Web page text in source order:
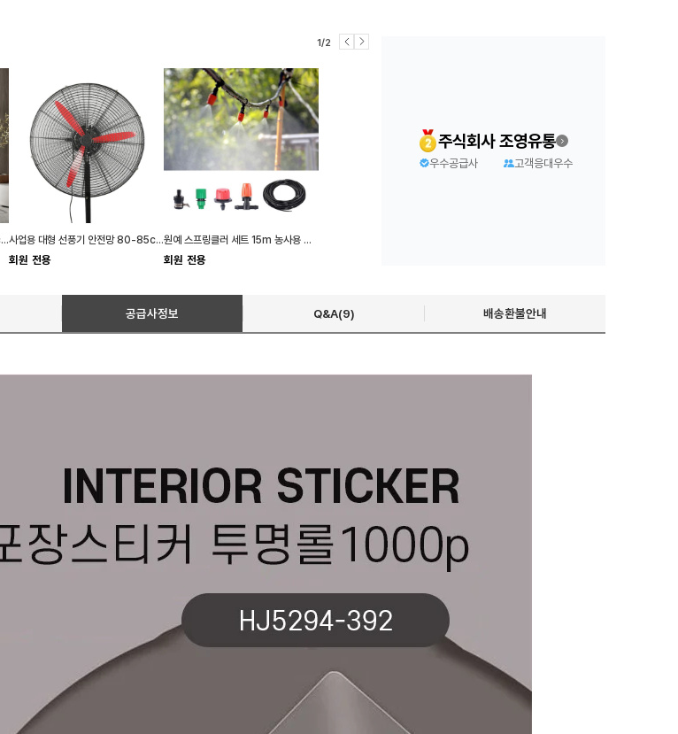
1/2
사업용 대형 선풍기 안전망 60-65cm 대형 보호망 커버 사업용 대형 선풍기 안전망 80-85cm 특대형 보호망
회원 전용
원예 스프링클러 세트 15m 농사용 잔디 자동물주기
회원 전용
주식회사 조영유통
우수공급사 고객응대우수
공급사정보 Q&A(9) 배송환불안내